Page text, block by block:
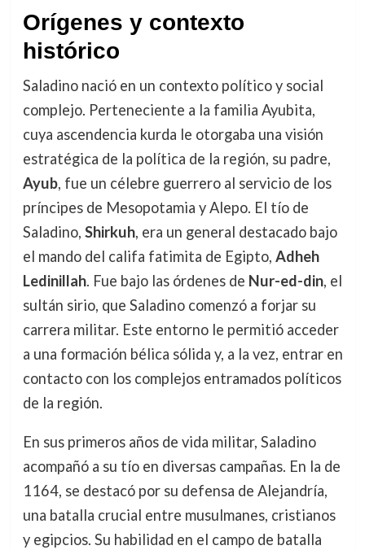
Orígenes y contexto
histórico
Saladino nació en un contexto político y social
complejo. Perteneciente a la familia Ayubita,
cuya ascendencia kurda le otorgaba una visión
estratégica de la política de la región, su padre,
Ayub, fue un célebre guerrero al servicio de los
príncipes de Mesopotamia y Alepo. El tío de
Saladino, Shirkuh, era un general destacado bajo
el mando del califa fatimita de Egipto, Adheh
Ledinillah. Fue bajo las órdenes de Nur-ed-din, el
sultán sirio, que Saladino comenzó a forjar su
carrera militar. Este entorno le permitió acceder
a una formación bélica sólida y, a la vez, entrar en
contacto con los complejos entramados políticos
de la región.
En sus primeros años de vida militar, Saladino
acompañó a su tío en diversas campañas. En la de
1164, se destacó por su defensa de Alejandría,
una batalla crucial entre musulmanes, cristianos
y egipcios. Su habilidad en el campo de batalla